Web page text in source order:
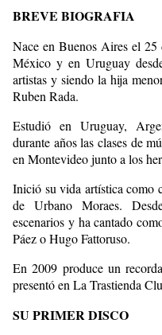
BREVE BIOGRAFIA
Nace en Buenos Aires el
México y en Uruguay
artistas y siendo la hija
Ruben Rada.
Estudió en Uruguay,
durante años las clases de
en Montevideo junto a los
Inició su vida artística como
de Urbano Moraes.
escenarios y ha cantado
Páez o Hugo Fattoruso.
En 2009 produce un
presentó en La Trastienda
SU PRIMER DISCO